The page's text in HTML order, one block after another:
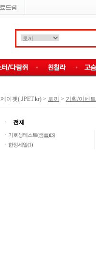
제이펫( JPET.kr) > 토끼 > 기획/이벤
ㆍ
전체
ㆍ 기호성테스트(샘플)(3)
ㆍ 한정세일(1)